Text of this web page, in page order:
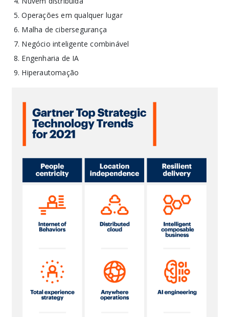
Operações em qualquer lugar
Malha de cibersegurança
Negócio inteligente combinável
Engenharia de IA
Hiperautomação